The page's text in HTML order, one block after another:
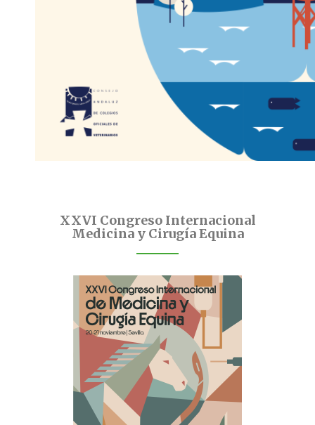
XXVI Congreso Internacional
Medicina y Cirugía Equina